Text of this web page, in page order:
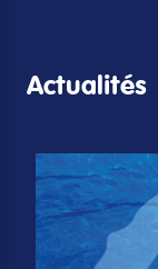
Actualités